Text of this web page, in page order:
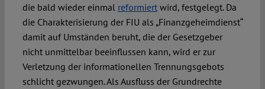
die bald wieder einmal reformiertwird, festgelegt. Da
die Charakterisierung der FIU als „Finanzgeheimdienst“
damit auf Umständen beruht, die der Gesetzgeber
nicht unmittelbar beeinflussen kann, wird er zur
Verletzung der informationellen Trennungsgebots
schlicht gezwungen. Als Ausfluss der Grundrechte